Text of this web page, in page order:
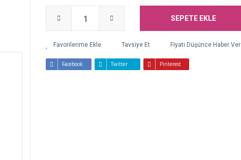
SEPETE EKLE
Tavsiye Et Fiyatı Düşünce Haber Ver
Facebook Twitter Pinterest